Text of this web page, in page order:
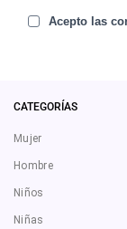
Acepto las
CATEGORÍAS
Mujer
Hombre
Niños
Niñas